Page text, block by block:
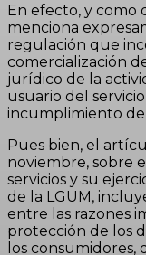
En efecto, y como
menciona
regulación que
comercialización
jurídico de la
usuario del
incumplimiento de
Pues bien, el
noviembre, sobre
servicios y su
de la LGUM,
entre las razones
protección de los
los consumidores,